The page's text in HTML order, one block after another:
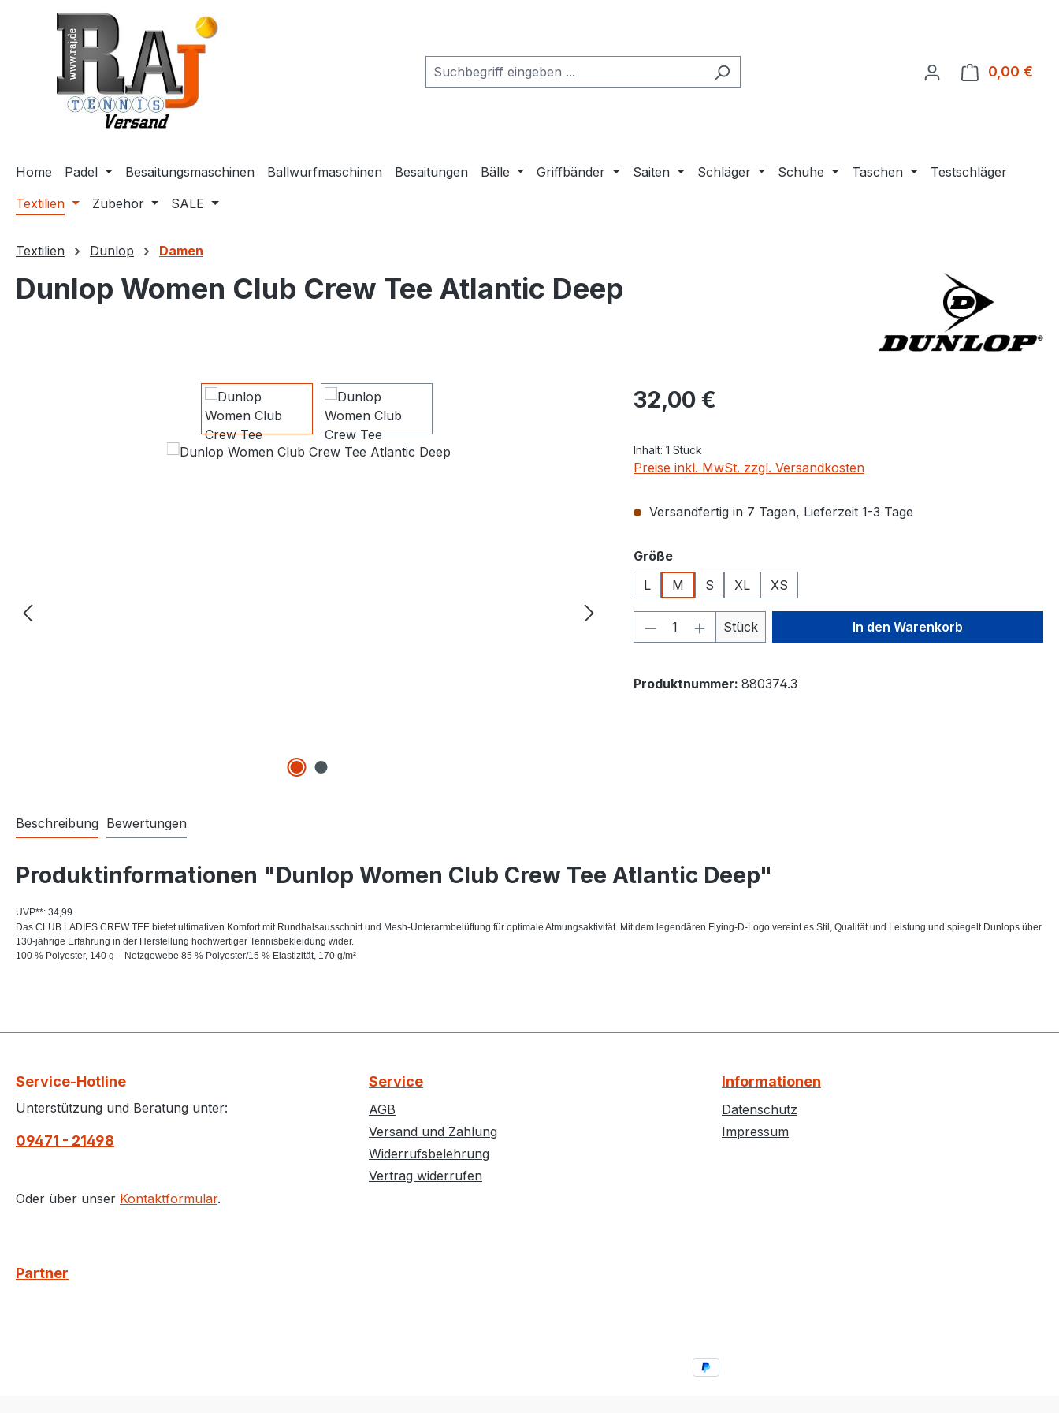
Hauptinhalt springen
Zur Suche springen
Zur Hauptnavigation springen
0,00 €
Home Padel Besaitungsmaschinen Ballwurfmaschinen Besaitungen Bälle Griffbänder Saiten Schläger Schuhe Taschen
Testschläger
Textilien
Zubehör SALE
Textilien Dunlop Damen
Dunlop Women Club Crew Tee Atlantic Deep
Regulärer Preis:
32,00 €
Inhalt: 1 Stück
Preise inkl. MwSt. zzgl. Versandkosten
Versandfertig in 7 Tagen, Lieferzeit 1-3 Tage
Größeauswählen
L
M S XL XS
Produkt Anzahl: Gib den gewünschten Wert
Stück In den Warenkorb
Produktnummer: 880374.3
Beschreibung Bewertungen
Produktinformationen "Dunlop Women Club Crew Tee Atlantic Deep"
UVP**: 34,99
Das CLUB LADIES CREW TEE bietet ultimativen Komfort mit Rundhalsausschnitt und Mesh-Unterarmbelüftung für optimale Atmungsaktivität. Mit dem legendären Flying-D-Logo vereint es Stil, Qualität und Leistung und spiegelt Dunlops über
130-jährige Erfahrung in der Herstellung hochwertiger Tennisbekleidung wider.
100 % Polyester, 140 g – Netzgewebe 85 % Polyester/15 % Elastizität, 170 g/m²
Service-Hotline
Unterstützung und Beratung unter:
09471 - 21498
Oder über unser Kontaktformular.
Service
AGB
Versand und Zahlung
Widerrufsbelehrung
Vertrag widerrufen
Informationen
Datenschutz
Impressum
Partner